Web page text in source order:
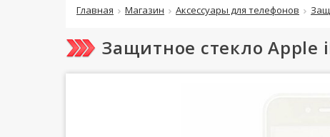
Главная Магазин Аксессуары для телефонов
Защитное стекло Apple